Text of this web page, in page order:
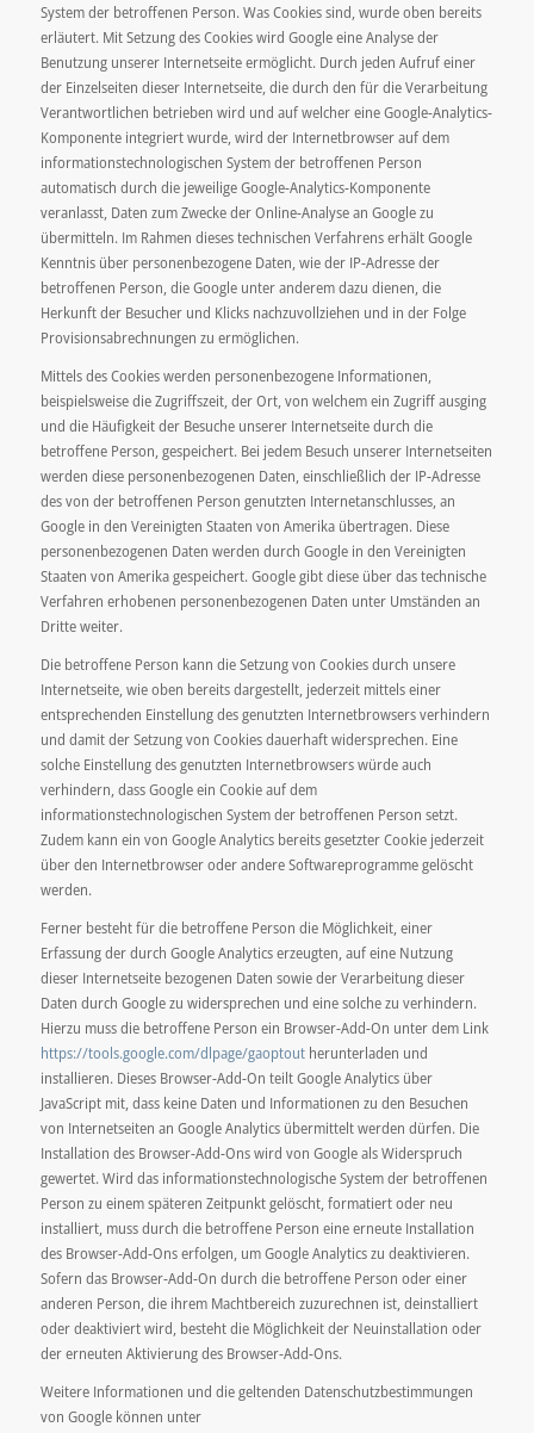
System der betroffenen Person. Was Cookies sind, wurde oben bereits
erläutert. Mit Setzung des Cookies wird Google eine Analyse der
Benutzung unserer Internetseite ermöglicht. Durch jeden Aufruf einer
der Einzelseiten dieser Internetseite, die durch den für die Verarbeitung
Verantwortlichen betrieben wird und auf welcher eine Google-Analytics-
Komponente integriert wurde, wird der Internetbrowser auf dem
informationstechnologischen System der betroffenen Person
automatisch durch die jeweilige Google-Analytics-Komponente
veranlasst, Daten zum Zwecke der Online-Analyse an Google zu
übermitteln. Im Rahmen dieses technischen Verfahrens erhält Google
Kenntnis über personenbezogene Daten, wie der IP-Adresse der
betroffenen Person, die Google unter anderem dazu dienen, die
Herkunft der Besucher und Klicks nachzuvollziehen und in der Folge
Provisionsabrechnungen zu ermöglichen.
Mittels des Cookies werden personenbezogene Informationen,
beispielsweise die Zugriffszeit, der Ort, von welchem ein Zugriff ausging
und die Häufigkeit der Besuche unserer Internetseite durch die
betroffene Person, gespeichert. Bei jedem Besuch unserer Internetseiten
werden diese personenbezogenen Daten, einschließlich der IP-Adresse
des von der betroffenen Person genutzten Internetanschlusses, an
Google in den Vereinigten Staaten von Amerika übertragen. Diese
personenbezogenen Daten werden durch Google in den Vereinigten
Staaten von Amerika gespeichert. Google gibt diese über das technische
Verfahren erhobenen personenbezogenen Daten unter Umständen an
Dritte weiter.
Die betroffene Person kann die Setzung von Cookies durch unsere
Internetseite, wie oben bereits dargestellt, jederzeit mittels einer
entsprechenden Einstellung des genutzten Internetbrowsers verhindern
und damit der Setzung von Cookies dauerhaft widersprechen. Eine
solche Einstellung des genutzten Internetbrowsers würde auch
verhindern, dass Google ein Cookie auf dem
informationstechnologischen System der betroffenen Person setzt.
Zudem kann ein von Google Analytics bereits gesetzter Cookie jederzeit
über den Internetbrowser oder andere Softwareprogramme gelöscht
werden.
Ferner besteht für die betroffene Person die Möglichkeit, einer
Erfassung der durch Google Analytics erzeugten, auf eine Nutzung
dieser Internetseite bezogenen Daten sowie der Verarbeitung dieser
Daten durch Google zu widersprechen und eine solche zu verhindern.
Hierzu muss die betroffene Person ein Browser-Add-On unter dem Link
https://tools.google.com/dlpage/gaoptoutherunterladen und
installieren. Dieses Browser-Add-On teilt Google Analytics über
JavaScript mit, dass keine Daten und Informationen zu den Besuchen
von Internetseiten an Google Analytics übermittelt werden dürfen. Die
Installation des Browser-Add-Ons wird von Google als Widerspruch
gewertet. Wird das informationstechnologische System der betroffenen
Person zu einem späteren Zeitpunkt gelöscht, formatiert oder neu
installiert, muss durch die betroffene Person eine erneute Installation
des Browser-Add-Ons erfolgen, um Google Analytics zu deaktivieren.
Sofern das Browser-Add-On durch die betroffene Person oder einer
anderen Person, die ihrem Machtbereich zuzurechnen ist, deinstalliert
oder deaktiviert wird, besteht die Möglichkeit der Neuinstallation oder
der erneuten Aktivierung des Browser-Add-Ons.
Weitere Informationen und die geltenden Datenschutzbestimmungen
von Google können unter